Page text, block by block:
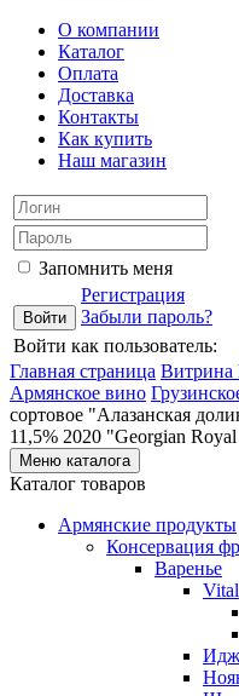
О компании
Каталог
Оплата
Доставка
Контакты
Как купить
Наш магазин
Запомнить меня
Регистрация
Забыли пароль?
Войти как пользователь:
Главная страница Витрина
Армянское вино
сортовое "Алазанская
11,5% 2020 "Georgian
Меню каталога
Каталог товаров
Армянские продукты
Консервация
Варенье
Vital